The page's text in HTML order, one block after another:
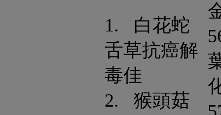
1. 白花蛇
舌草抗癌解
毒佳
2. 猴頭菇